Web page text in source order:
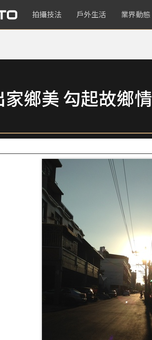
拍攝技法 戶外生活 業界動態
家鄉美 勾起故鄉情